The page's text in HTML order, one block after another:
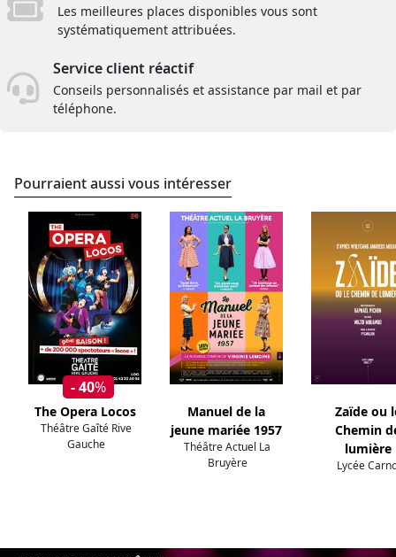
Les meilleures places disponibles vous sont
systématiquement attribuées.
Service client réactif
Conseils personnalisés et assistance par mail et par
téléphone.
Pourraient aussi vous intéresser
- 40%
The Opera Locos
Théâtre Gaîté Rive
Gauche
Manuel de la
jeune mariée 1957
Théâtre Actuel La
Bruyère
Zaïde ou
Chemin
lumière
Lycée